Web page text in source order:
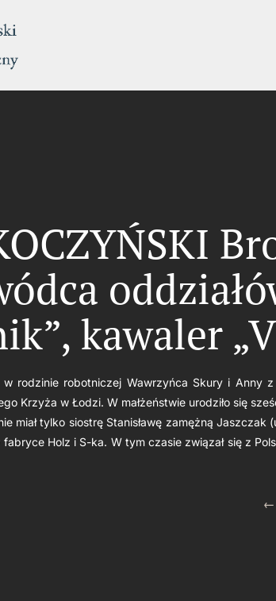
kawaler
rodzinie robotniczej Wawrzyńca Skury i Anny z
Krzyża w Łodzi. W małżeństwie urodziło się
miał tylko siostrę Stanisławę zamężną Jaszczak
Holz i S-ka. W tym czasie związał się z
←